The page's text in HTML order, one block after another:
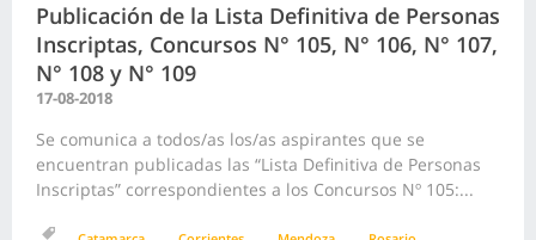
Publicación de la Lista Definitiva de Personas
Inscriptas, Concursos N° 105, N° 106, N° 107,
N° 108 y N° 109
17-08-2018
Se comunica a todos/as los/as aspirantes que se
encuentran publicadas las “Lista Definitiva de Personas
Inscriptas” correspondientes a los Concursos Nº 105:...